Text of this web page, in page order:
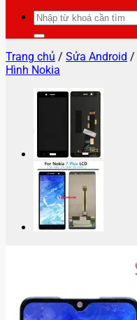
Tìm
kiếm:
Trang chủ / Sửa Android /
Hình Nokia